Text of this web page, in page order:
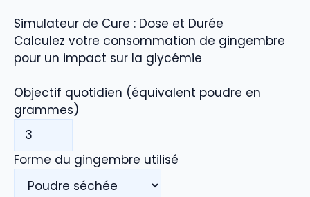
Simulateur de Cure : Dose et Durée
Calculez votre consommation de gingembre
pour un impact sur la glycémie
Objectif quotidien (équivalent poudre en
grammes)
Forme du gingembre utilisé